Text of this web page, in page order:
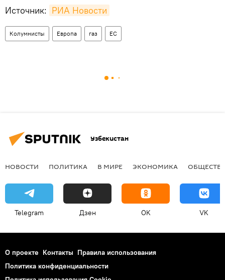
Источник: РИА Новости
Колумнисты Европа газ ЕС
Узбекистан
НОВОСТИ ПОЛИТИКА В МИРЕ ЭКОНОМИКА
Telegram Дзен OK VK
О проекте Контакты Правила использования
Политика конфиденциальности